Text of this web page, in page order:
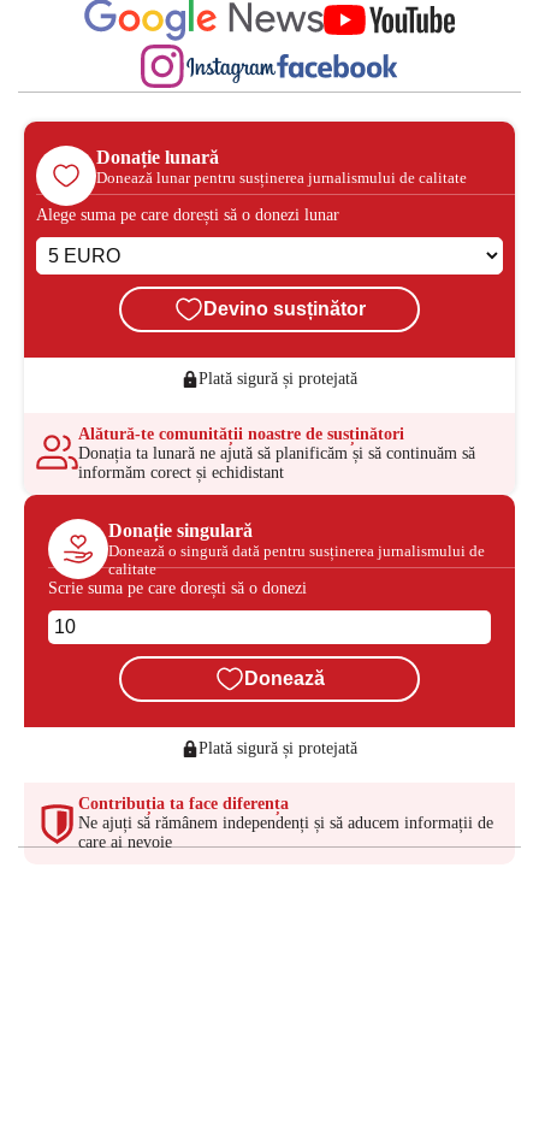
Donație lunară
Donează lunar pentru susținerea jurnalismului de calitate
Alege suma pe care dorești să o donezi lunar
Devino susținător
Plată sigură și protejată
Alătură-te comunității noastre de susținători
Donația ta lunară ne ajută să planificăm și să continuăm să
informăm corect și echidistant
Donație singulară
Donează o singură dată pentru susținerea jurnalismului de
calitate
Scrie suma pe care dorești să o donezi
Donează
Plată sigură și protejată
Contribuția ta face diferența
Ne ajuți să rămânem independenți și să aducem informații de
care ai nevoie